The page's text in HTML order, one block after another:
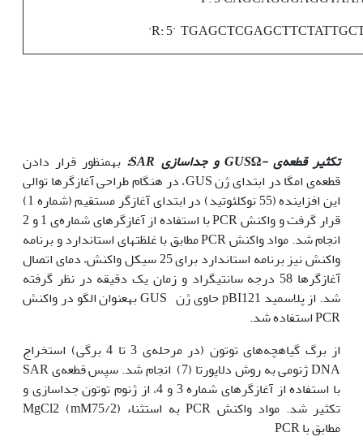
تکثیر قطعه‌ی-GUSΩ و جداسازی SAR
:
به‫منظور قرار دادن
قطعه‌ی امگا در ابتدای ژن GUS، در هنگام طراحی آغازگرها توالی
این افزاینده (55 نوکلئوتید) در ابتدای آغازگر مستقیم (شماره 1)
قرار گرفت و واکنش PCR با استفاده از آغازگرهای شماره‌ی 1 و 2
انجام شد. مواد واکنش PCR مطابق با غلظت‫های استاندارد و برنامه
واکنش نیز برنامه استاندارد برای 25 سیکل واکنش، دمای اتصال
آغازگرها 58 درجه سانتی‫گراد و زمان یک دقیقه در نظر گرفته
شد. از پلاسمید pBI121 حاوی ژن GUS به‫عنوان الگو در واکنش
PCR استفاده شد.
از برگ گیاه‫چه‌های توتون (در مرحله‌ی 3 تا 4 برگی) استخراج
DNA ژنومی به روش دلاپورتا (7) انجام شد. سپس قطعه‌ی SAR
با استفاده از آغازگرهای شماره 3 و 4، از ژنوم توتون جداسازی و
تکثیر شد. مواد واکنش PCR به استثناء MgCl2 (mM75/2)
مطابق با PCR